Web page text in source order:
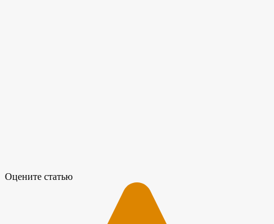
Оцените статью